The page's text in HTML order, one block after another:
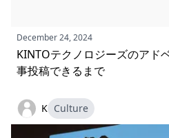
December 24, 2024
KINTOテクノロジーズのアド
事投稿できるまで
K Culture